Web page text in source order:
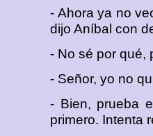
- Ahora ya no
dijo Aníbal con
- No sé por qué,
- Señor, yo no
- Bien, prueba
primero. Intenta